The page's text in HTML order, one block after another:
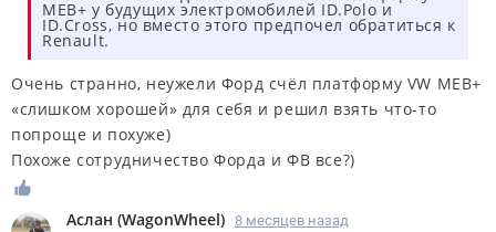
MEB+ у будущих электромобилей ID.Polo и
ID.Cross, но вместо этого предпочел обратиться к
Renault.
Очень странно, неужели Форд счёл платформу VW MEB+
«слишком хорошей» для себя и решил взять что-то
попроще и похуже)
Похоже сотрудничество Форда и ФВ все?)
Аслан (WagonWheel) 8 месяцев назад